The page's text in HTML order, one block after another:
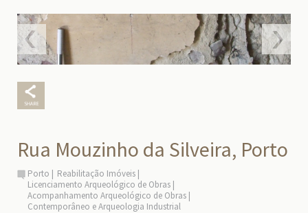
Rua Mouzinho da Silveira, Porto
Porto
Reabilitação Imóveis
Licenciamento Arqueológico de Obras
Acompanhamento Arqueológico de Obras
Contemporâneo e Arqueologia Industrial